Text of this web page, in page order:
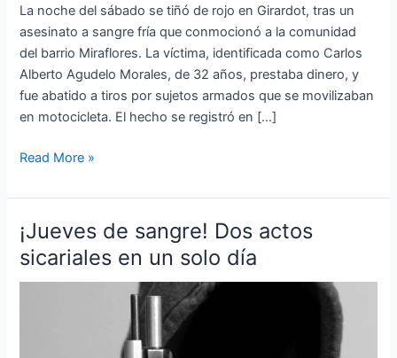
La noche del sábado se tiñó de rojo en Girardot, tras un
asesinato a sangre fría que conmocionó a la comunidad
del barrio Miraflores. La víctima, identificada como Carlos
Alberto Agudelo Morales, de 32 años, prestaba dinero, y
fue abatido a tiros por sujetos armados que se movilizaban
en motocicleta. El hecho se registró en […]
Read More »
¡Jueves de sangre! Dos actos
sicariales en un solo día
¡Jueves
de
sangre!